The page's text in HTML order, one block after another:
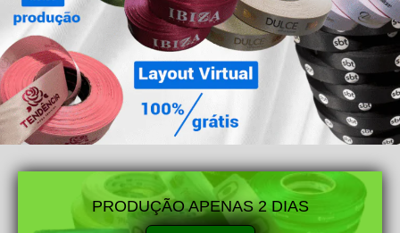
PRODUÇÃO APENAS 2 DIAS